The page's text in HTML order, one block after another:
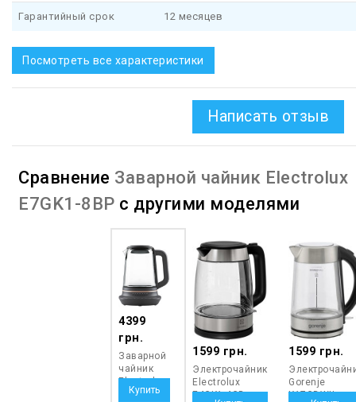
Гарантийный срок 12 месяцев
Посмотреть все характеристики
Написать отзыв
Сравнение Заварной чайник Electrolux
E7GK1-8BP с другими моделями
4399
грн.
Заварной
чайник
Electrolux
E7GK1-
1599 грн.
Электрочайник
Electrolux
E4GK1-4GB
1599 грн.
Gorenje
K17GDWII